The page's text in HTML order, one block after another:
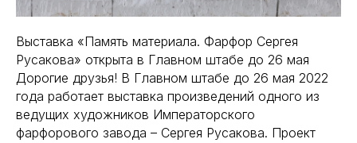
Выставка «Память материала. Фарфор Сергея
Русакова» открыта в Главном штабе до 26 мая
Дорогие друзья! В Главном штабе до 26 мая 2022
года работает выставка произведений одного из
ведущих художников Императорского
фарфорового завода – Сергея Русакова. Проект